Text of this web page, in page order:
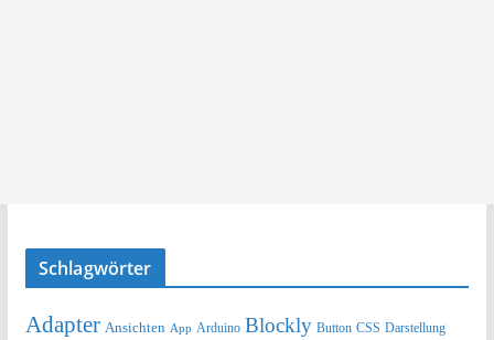
Schlagwörter
Adapter Ansichten App Arduino Blockly Button CSS Darstellung